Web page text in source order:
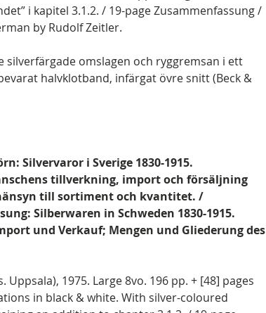
i kapitel 3.1.2. / 19-page Zusammenfassung /
by Rudolf Zeitler.
silverfärgade omslagen och ryggremsan i ett
halvklotband, infärgat övre snitt (Beck &
Silvervaror i Sverige 1830-1915.
tillverkning, import och försäljning
till sortiment och kvantitet. /
Silberwaren in Schweden 1830-1915.
und Verkauf; Mengen und Gliederung des
Uppsala), 1975. Large 8vo. 196 pp. + [48] pages
in black & white. With silver-coloured